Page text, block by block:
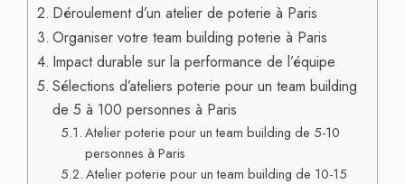
Déroulement d’un atelier de poterie à Paris
Organiser votre team building poterie à Paris
Impact durable sur la performance de l’équipe
Sélections d’ateliers poterie pour un team building
de 5 à 100 personnes à Paris
Atelier poterie pour un team building de 5-10
personnes à Paris
Atelier poterie pour un team building de 10-15